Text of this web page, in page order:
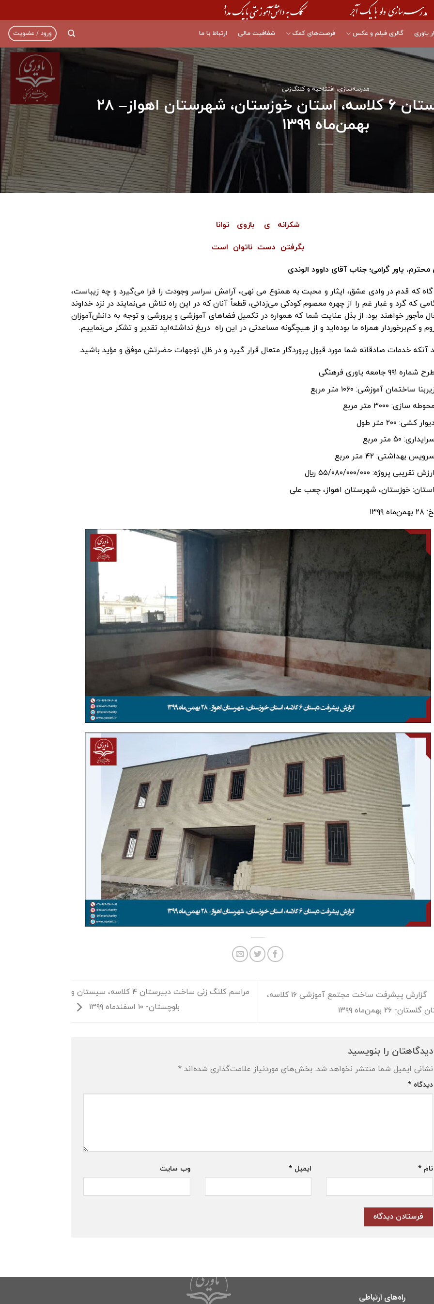
یاوری گالری فیلم و عکس فرصت‌های کمک شفافیت مالی ارتباط با ما ورود / عضویت
مدرسه‌سازی، افتتاحیه و کلنگ‌زنی
گزارش پیشرفت دبستان ٦ كلاسه، استان خوزستان، شهرستان اهواز– ۲۸
بهمن‌ماه ۱۳۹۹
شکرانه ی بازوی توانا
بگرفتن دست ناتوان است
محترم، یاور گرامی؛ جناب آقای داوود الوندی
که قدم در وادی عشق، ایثار و محبت به همنوع می نهی، آرامش سراسر وجودت را فرا می‌گیرد و چه زیباست،
که گرد و غبار غم را از چهره معصوم کودکی می‌زدائی، قطعاً آنان که در این راه تلاش می‌نمایند در نزد خداوند
مأجور خواهند بود. از بذل عنایت شما که همواره در تکمیل فضاهای آموزشی و پرورشی و توجه به دانش‌آموزان
و کم‌برخوردار همراه ما بوده‌اید و از هیچگونه مساعدتی در این راه دریغ نداشته‌اید تقدیر و تشکر می‌نماییم.
آنکه خدمات صادقانه شما مورد قبول پروردگار متعال قرار گیرد و در ظل توجهات حضرتش موفق و مؤید باشید.
طرح شماره ۹۹۱ جامعه ياوری فرهنگی
ساختمان آموزشی: ١٠٦٠ متر مربع
محوطه سازی: ٣٠٠٠ متر مربع
کشی: ٢٠٠ متر طول
سرایداری: ٥٠ متر مربع
سرویس بهداشتی: ٤٢ متر مربع
ارزش تقريبی پروژه: ٥٥/٠٨٠/٠٠٠/٠٠٠ ريال
استان: خوزستان، شهرستان اهواز، چعب علی
۱۳۹۹
گزارش پیشرفت ساخت مجتمع آموزشی ۱۶ كلاسه،
۲۶ بهمن‌ماه ۱۳۹۹
مراسم کلنگ زنی ساخت دبیرستان ۴ کلاسه، سیستان و
بلوچستان- ۱۰ اسفندماه ۱۳۹۹
دیدگاهتان را بنویسید
نشانی ایمیل شما منتشر نخواهد شد. بخش‌های موردنیاز علامت‌گذاری شده‌اند*
دیدگاه*
نام* ایمیل * وب‌ سایت
راه‌های ارتباطی